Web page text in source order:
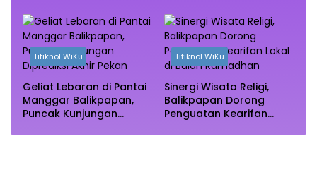
Titiknol WiKu
Geliat Lebaran di Pantai
Manggar Balikpapan,
Puncak Kunjungan
Titiknol WiKu
Sinergi Wisata Religi,
Balikpapan Dorong
Penguatan Kearifan